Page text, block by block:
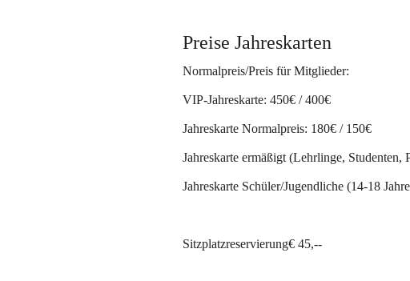
Preise Jahreskarten
Normalpreis/Preis für Mitglieder:
VIP-Jahreskarte: 450€ / 400€
Jahreskarte Normalpreis: 180€ / 150€
Jahreskarte ermäßigt (Lehrlinge, Studenten,
Jahreskarte Schüler/Jugendliche (14-18
Sitzplatzreservierung€ 45,--